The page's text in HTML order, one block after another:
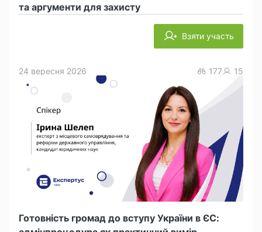
та аргументи для захисту
Взяти участь
Готовність громад до вступу України в ЄС:
24 вересня 2026 177 15